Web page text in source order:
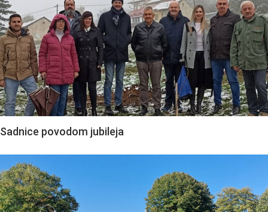
Sadnice povodom jubileja